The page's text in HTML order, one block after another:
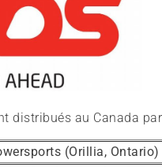
distribués au Canada
(Orillia, Ontario)